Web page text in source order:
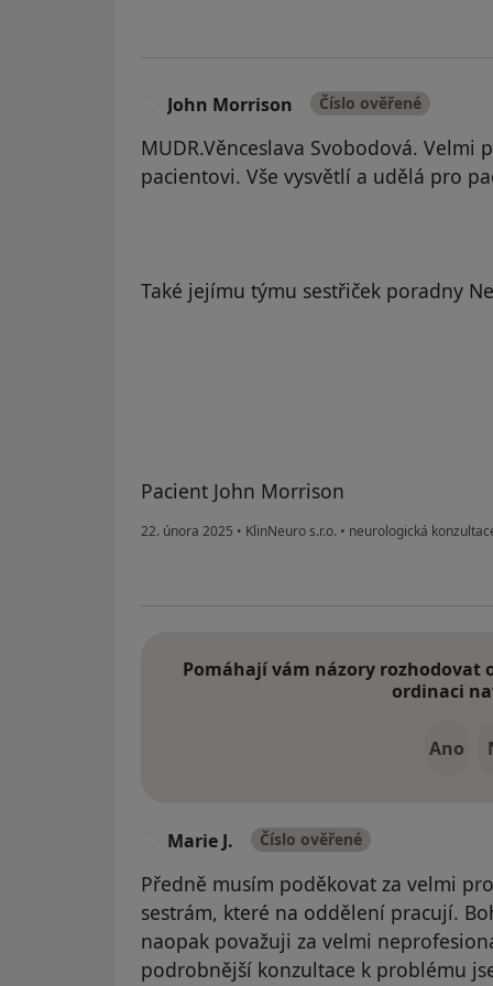
John Morrison Číslo ověřené
MUDR.Věnceslava Svobodová.
pacientovi. Vše vysvětlí a udělá pro
Také jejímu týmu sestřiček poradny
Pacient John Morrison
22. února 2025 • KlinNeuro s.r.o. • neurologická
Pomáhají vám názory rozhodovat
ordinaci
Ano
Marie J. Číslo ověřené
Předně musím poděkovat za velmi
sestrám, které na oddělení pracují.
naopak považuji za velmi
podrobnější konzultace k problému